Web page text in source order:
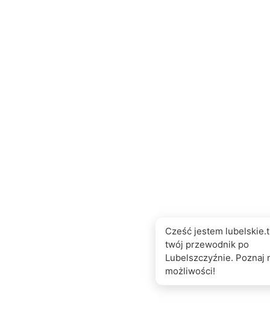
Cześć jestem
twój przewodnik po
Lubelszczyźnie. Poznaj
możliwości!